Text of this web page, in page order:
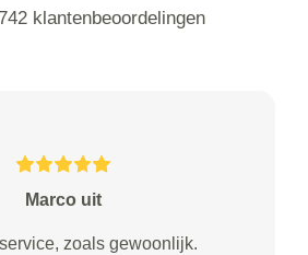
klantenbeoordelingen
Marco uit
zoals gewoonlijk.